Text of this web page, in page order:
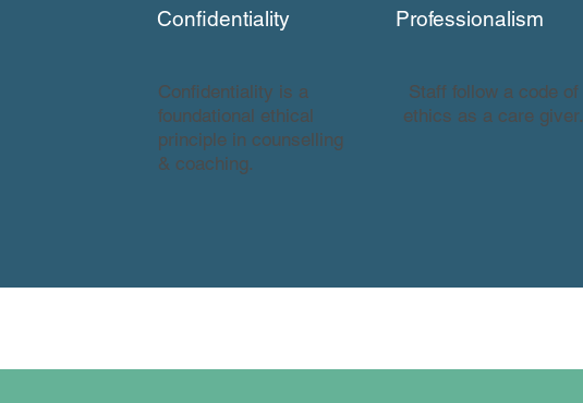
Confidentiality
Confidentiality is a
foundational ethical
principle in counselling
& coaching.
Professionalism
Staff follow a code of
ethics as a care giver.